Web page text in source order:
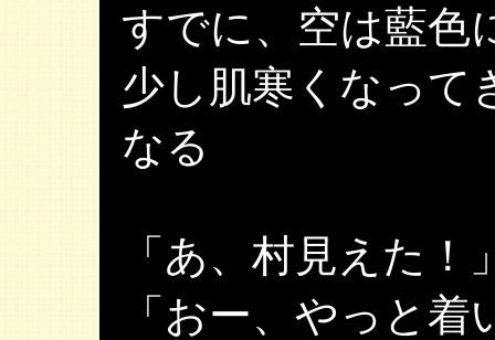
すでに、空は藍色
少し肌寒くなって
なる
「あ、村見えた！
「おー、やっと着